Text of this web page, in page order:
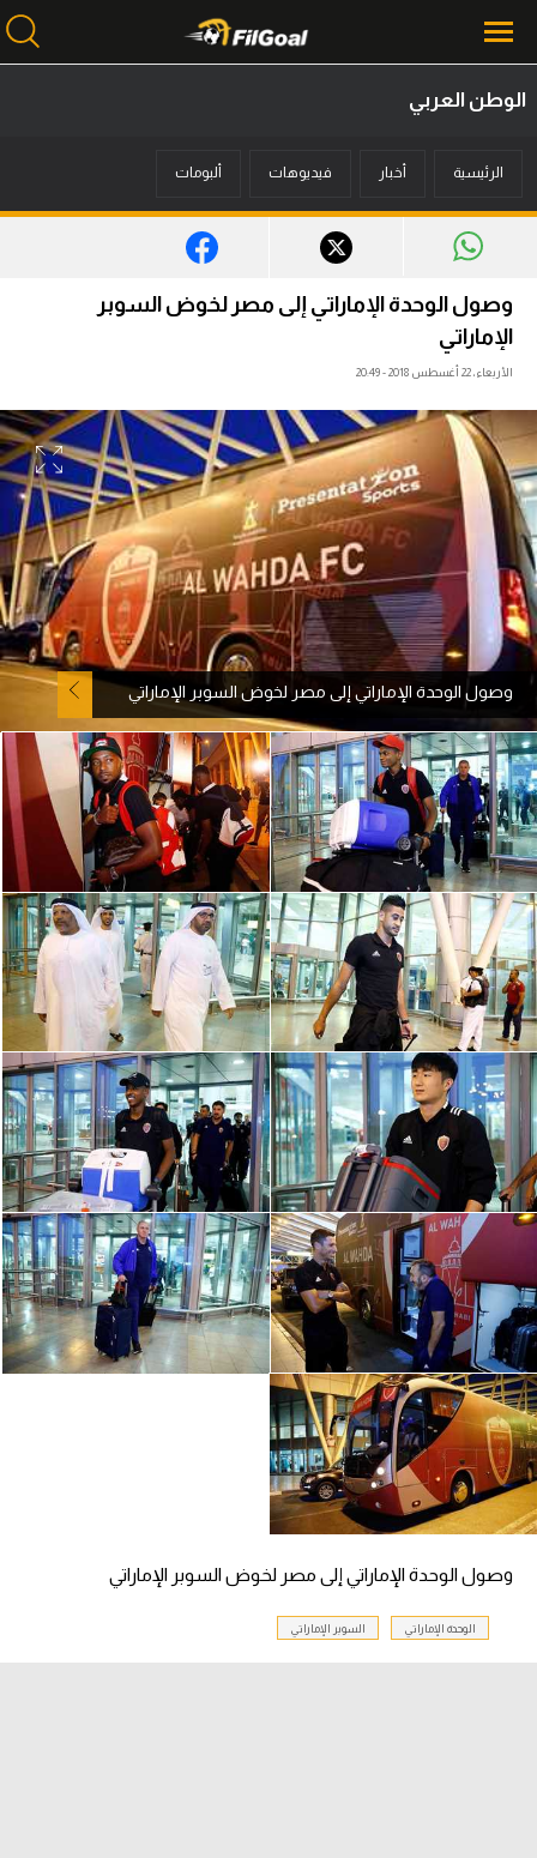
أخبار
ميركاتو
فانتازي في الجول
مسابقة التوقعات
فيديوهات
عدسات
آراء حرة
ركن الألعاب
بطولات
أمريكا 2026
الدوري المصري
الدوري الإنجليزي الممتاز
الدوري الإسباني
الدوري الإيطالي
الدوري الألماني
الدوري الفرنسي
الدوري السعودي للمحترفين
دوري أبطال أوروبا
دوري أبطال إفريقيا
كل البطولات
أقسام
الكرة المصرية
الدوري المصري
الكرة الأوروبية
سعودي في الجول
الوطن العربي
الرئيسية أخبار فيديوهات ألبومات
وصول الوحدة الإماراتي إلى مصر لخوض السوبر
الإماراتي
الأربعاء، 22 أغسطس 2018 - 20:49
وصول الوحدة الإماراتي إلى مصر لخوض السوبر الإماراتي
وصول الوحدة الإماراتي إلى مصر لخوض السوبر الإماراتي
الوحدة الإماراتي السوبر الإماراتي